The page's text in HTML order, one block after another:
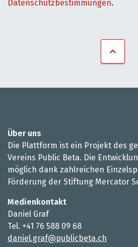
Datenschutzbestimmungen.
Über uns
Die Plattform ist ein Projekt des
Vereins Public Beta. Die
möglich dank zahlreichen
Förderung der Stiftung Mercator
Medienkontakt
Daniel Graf
Tel. +41 76 588 09 68
daniel.graf@publicbeta.ch